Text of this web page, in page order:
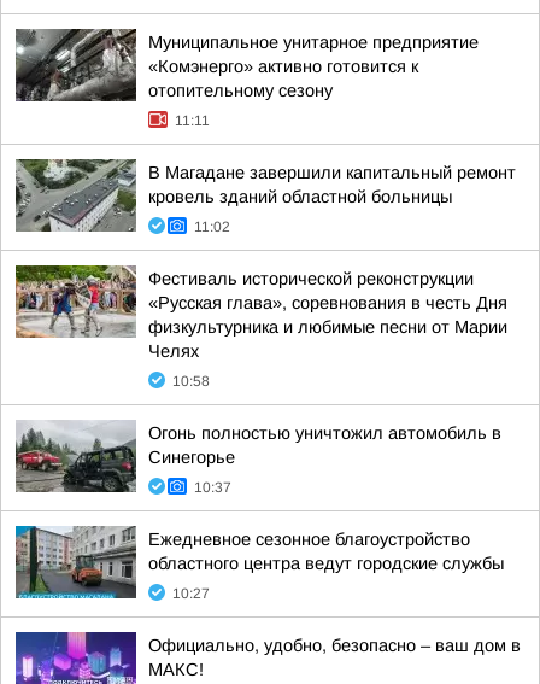
Муниципальное унитарное предприятие
«Комэнерго» активно готовится к
отопительному сезону
11:11
В Магадане завершили капитальный ремонт
кровель зданий областной больницы
11:02
Фестиваль исторической реконструкции
«Русская глава», соревнования в честь Дня
физкультурника и любимые песни от Марии
Челях
10:58
Огонь полностью уничтожил автомобиль в
Синегорье
10:37
Ежедневное сезонное благоустройство
областного центра ведут городские службы
10:27
Официально, удобно, безопасно – ваш дом в
МАКС!